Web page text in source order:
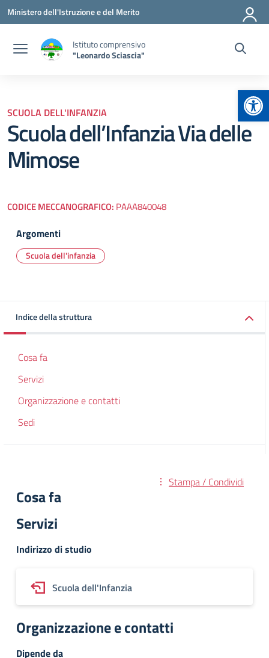
Vai ai contenuti
Vai al menu di navigazione
Vai al footer
Ministero dell'Istruzione e del Merito
Istituto comprensivo
"Leonardo Sciascia"
SCUOLA DELL'INFANZIA
Scuola dell’Infanzia Via delle
Mimose
CODICE MECCANOGRAFICO: PAAA840048
Argomenti
Scuola dell'infanzia
Indice della struttura
Cosa fa
Servizi
Organizzazione e contatti
Sedi
Stampa / Condividi
Cosa fa
Servizi
Indirizzo di studio
Scuola dell'Infanzia
Organizzazione e contatti
Dipende da